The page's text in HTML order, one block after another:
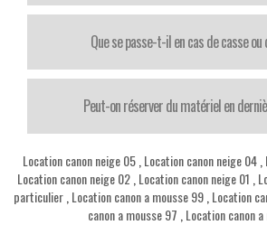
Que se passe-t-il en cas de casse ou
Peut-on réserver du matériel en
Location canon neige 05, Location canon neige 04,
Location canon neige 02 Location canon neige 01
particulier Location canon a mousse 99 Location
canon a mousse 97 Location canon